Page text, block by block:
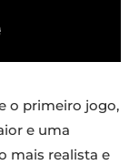
o primeiro jogo,
e uma
mais realista e